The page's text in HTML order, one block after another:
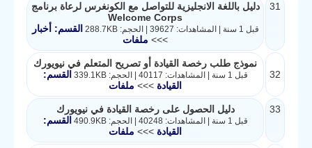
31
دليل باللغة الانجليزية للتواصل مع الكونغرس لرعاة برنامج
Welcome Corps
قبل 1 سنة | المشاهدات: 39627 | الحجم: 288.7KB
القسم: أخبار
>>> ملفات
32
نموذج طلب رخصة القيادة أو تصريح المتعلم في نيويورك
قبل 1 سنة | المشاهدات: 40117 | الحجم: 339.1KB
القسم:
القيادة >>> ملفات
33 دليل الحصول على رخصة القيادة في نيويورك
قبل 1 سنة | المشاهدات: 40248 | الحجم: 490.9KB
القسم:
القيادة >>> ملفات